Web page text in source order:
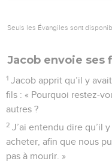
Seuls les Évangiles sont
Jacob envoie ses
1 Jacob apprit qu’il y
fils : « Pourquoi restez-
autres ?
2 J’ai entendu dire qu’il
acheter, afin que nous
pas à mourir. »